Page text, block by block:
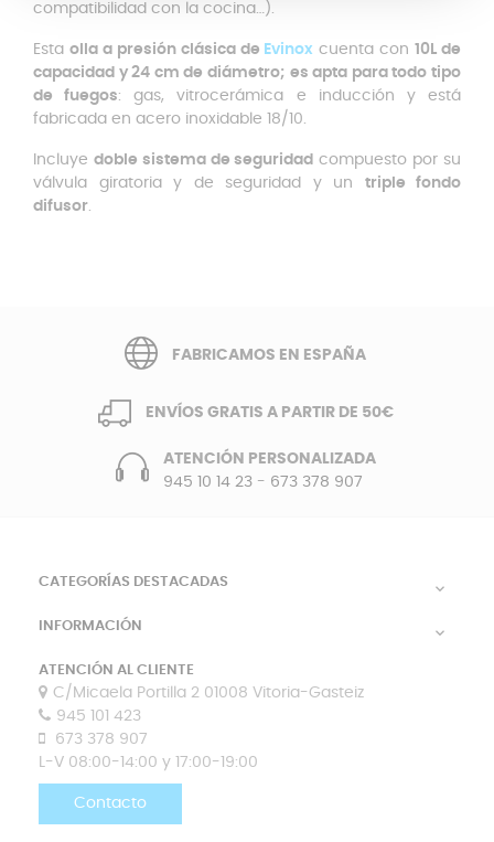
compatibilidad con la cocina…).
Esta olla a presión clásica de Evinox cuenta con10L de
capacidad y 24 cm de diámetro; es apta para todo tipo
de fuegos: gas, vitrocerámica e inducción y está
fabricada en acero inoxidable 18/10.
Incluye doble sistema de seguridad compuesto por su
válvula giratoria y de seguridad y un triple fondo
difusor.
FABRICAMOS EN ESPAÑA
ENVÍOS GRATIS A PARTIR DE 50€
ATENCIÓN PERSONALIZADA
945 10 14 23- 673 378 907
CATEGORÍAS DESTACADAS 
INFORMACIÓN 
ATENCIÓN AL CLIENTE
C/Micaela Portilla 2 01008 Vitoria-Gasteiz
945 101 423
673 378 907
L-V 08:00-14:00 y 17:00-19:00
Contacto